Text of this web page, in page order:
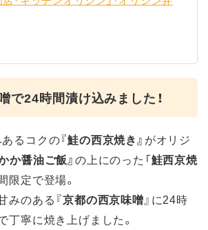
で24時間漬け込みました！
るコクの『鮭の西京焼き』 がオリジ
か醤油ご飯』の上にのった「鮭西京焼
限定で登場。
みのある『京都の西京味噌』に24時
丁寧に焼き上げました。